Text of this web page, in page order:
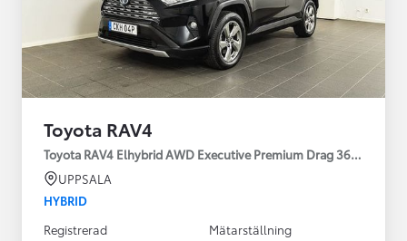
Toyota RAV4
Toyota RAV4 Elhybrid AWD Executive Premium Drag 360-kamera
UPPSALA
HYBRID
Registrerad
Mätarställning